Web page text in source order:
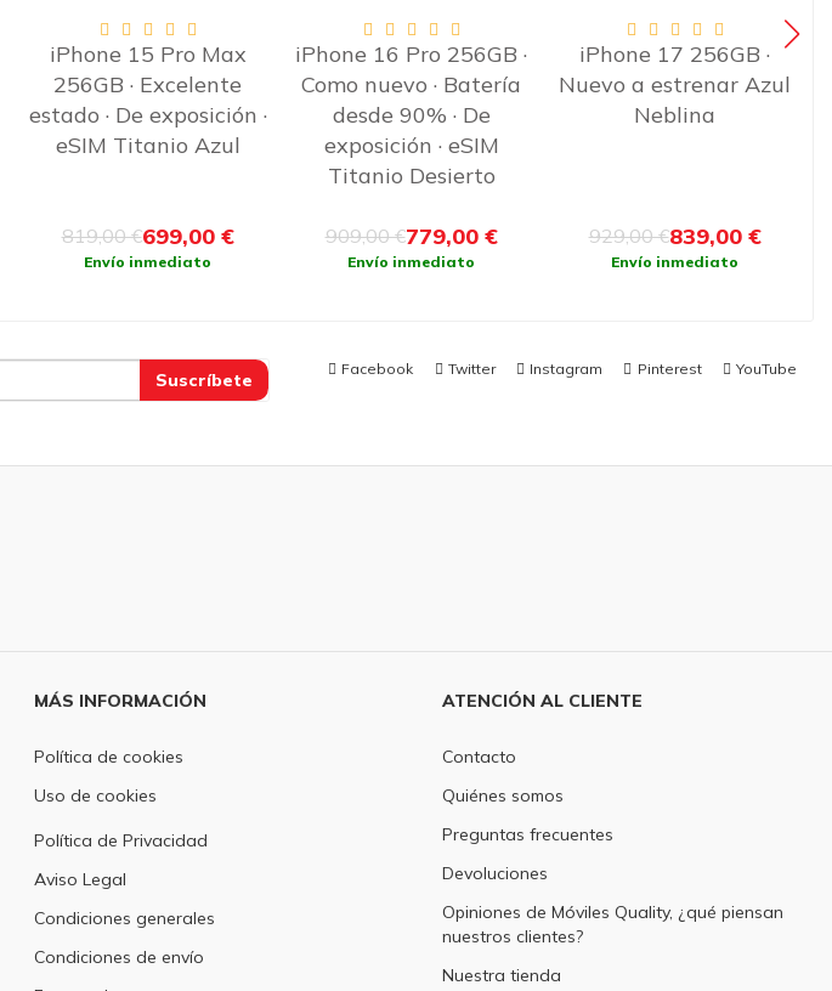
iPhone 16 Pro 256GB ·
Como nuevo · Batería
desde 90% · De
exposición · eSIM
909,00 €779,00 €
Envío inmediato
iPhone 17 256GB ·
Nuevo a estrenar Azul
Neblina
929,00 €839,00 €
Envío inmediato
Samsung Galaxy S25
5G 256GB · Nuevo a
estrenar Gris
680,00 €630,00 €
Preventa
Suscríbete
Facebook Twitter Instagram Pinterest YouTube
MÁS INFORMACIÓN
Política de cookies
Uso de cookies
Política de Privacidad
Aviso Legal
Condiciones generales
Condiciones de envío
ATENCIÓN AL CLIENTE
Contacto
Quiénes somos
Preguntas frecuentes
Devoluciones
Opiniones de Móviles Quality, ¿qué piensan
nuestros clientes?
Nuestra tienda